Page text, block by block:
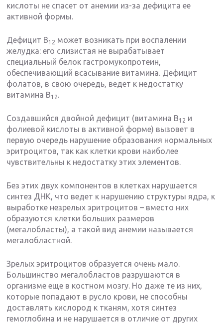
кислоты не спасет от анемии из-за дефицита ее
активной формы.
Дефицит В12 может возникать при воспалении
желудка: его слизистая не вырабатывает
специальный белок гастромукопротеин,
обеспечивающий всасывание витамина. Дефицит
фолатов, в свою очередь, ведет к недостатку
витамина В12.
Создавшийся двойной дефицит (витамина В12 и
фолиевой кислоты в активной форме) вызовет в
первую очередь нарушение образования нормальных
эритроцитов, так как клетки крови наиболее
чувствительны к недостатку этих элементов.
Без этих двух компонентов в клетках нарушается
синтез ДНК, что ведет к нарушению структуры ядра, к
выработке незрелых эритроцитов – вместо них
образуются клетки больших размеров
(мегалобласты), а такой вид анемии называется
мегалобластной.
Зрелых эритроцитов образуется очень мало.
Большинство мегалобластов разрушаются в
организме еще в костном мозгу. Но даже те из них,
которые попадают в русло крови, не способны
доставлять кислород к тканям, хотя синтез
гемоглобина и не нарушается в отличие от других